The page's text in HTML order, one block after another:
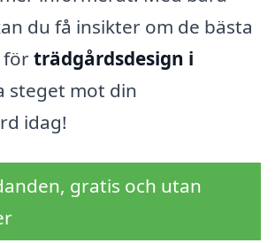
du få insikter om de bästa
förträdgårdsdesign i
steget mot din
idag!
gratis och utan